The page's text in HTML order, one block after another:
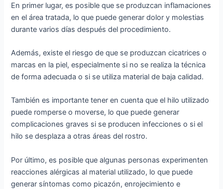
En primer lugar, es posible que se produzcan inflamaciones
en el área tratada, lo que puede generar dolor y molestias
durante varios días después del procedimiento.
Además, existe el riesgo de que se produzcan cicatrices o
marcas en la piel, especialmente si no se realiza la técnica
de forma adecuada o si se utiliza material de baja calidad.
También es importante tener en cuenta que el hilo utilizado
puede romperse o moverse, lo que puede generar
complicaciones graves si se producen infecciones o si el
hilo se desplaza a otras áreas del rostro.
Por último, es posible que algunas personas experimenten
reacciones alérgicas al material utilizado, lo que puede
generar síntomas como picazón, enrojecimiento e